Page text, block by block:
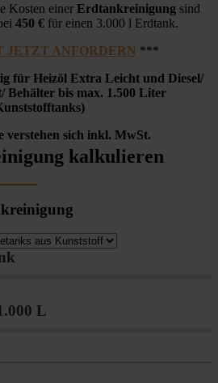
Kosten einer Erdtankreinigung sind
450 € für einen 3.000 l Erdtank.
JETZT ANFORDERN ***
für Heizöl Extra Leicht und Diesel/
Behälter bis max. 1.500 Liter
verstehen sich inkl. MwSt.
kalkulieren
L